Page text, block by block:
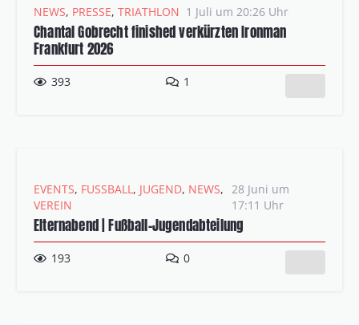
NEWS, PRESSE, TRIATHLON 1 Juli um 20:26 Uhr
Chantal Gobrecht finished verkürzten Ironman
Frankfurt 2026
393 1
EVENTS, FUSSBALL, JUGEND, NEWS,
VEREIN
28 Juni um
17:11 Uhr
Elternabend | Fußball-Jugendabteilung
193 0